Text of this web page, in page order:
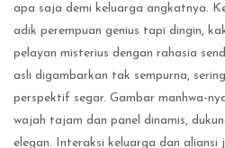
apa saja demi keluarga angkatnya.
adik perempuan genius tapi dingin,
pelayan misterius dengan rahasia
asli digambarkan tak sempurna,
perspektif segar. Gambar manhwa-
wajah tajam dan panel dinamis,
elegan. Interaksi keluarga dan